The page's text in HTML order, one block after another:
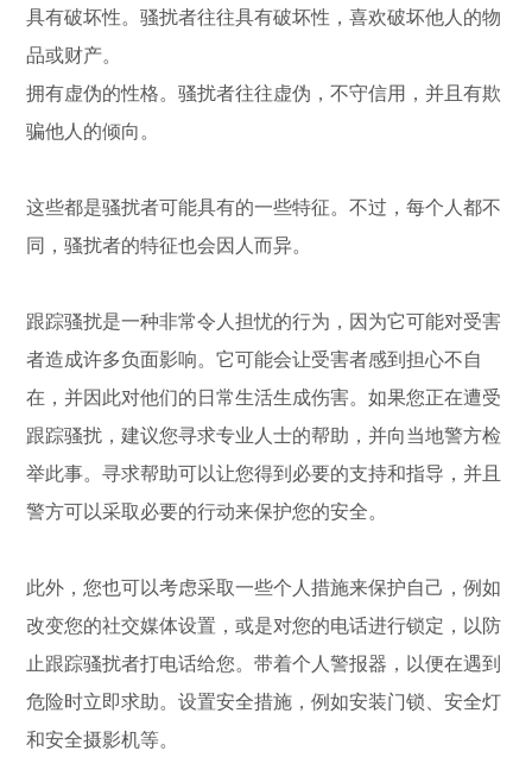
具有破坏性。骚扰者往往具有破坏性，喜欢破坏他人的物
品或财产。
拥有虚伪的性格。骚扰者往往虚伪，不守信用，并且有欺
骗他人的倾向。
这些都是骚扰者可能具有的一些特征。不过，每个人都不
同，骚扰者的特征也会因人而异。
跟踪骚扰是一种非常令人担忧的行为，因为它可能对受害
者造成许多负面影响。它可能会让受害者感到担心不自
在，并因此对他们的日常生活生成伤害。如果您正在遭受
跟踪骚扰，建议您寻求专业人士的帮助，并向当地警方检
举此事。寻求帮助可以让您得到必要的支持和指导，并且
警方可以采取必要的行动来保护您的安全。
此外，您也可以考虑采取一些个人措施来保护自己，例如
改变您的社交媒体设置，或是对您的电话进行锁定，以防
止跟踪骚扰者打电话给您。带着个人警报器，以便在遇到
危险时立即求助。设置安全措施，例如安装门锁、安全灯
和安全摄影机等。